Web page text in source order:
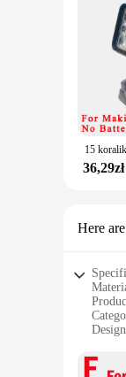
36,29zł
Here
Shape